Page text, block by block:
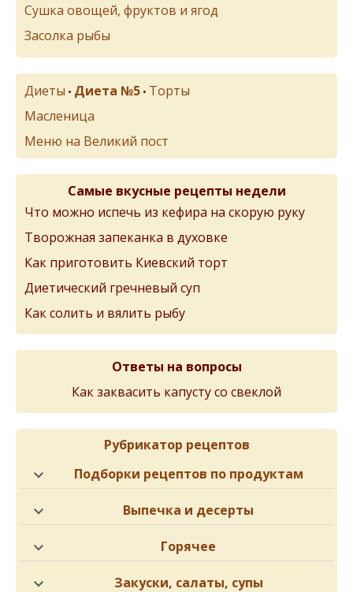
Сушка овощей, фруктов и ягод
Засолка рыбы
Диеты • Диета №5 • Торты
Масленица
Меню на Великий пост
Самые вкусные рецепты недели
Что можно испечь из кефира на скорую руку
Творожная запеканка в духовке
Как приготовить Киевский торт
Диетический гречневый суп
Как солить и вялить рыбу
Ответы на вопросы
Как заквасить капусту со свеклой
Рубрикатор рецептов
Подборки рецептов по продуктам
Выпечка и десерты
Горячее
Закуски, салаты, супы